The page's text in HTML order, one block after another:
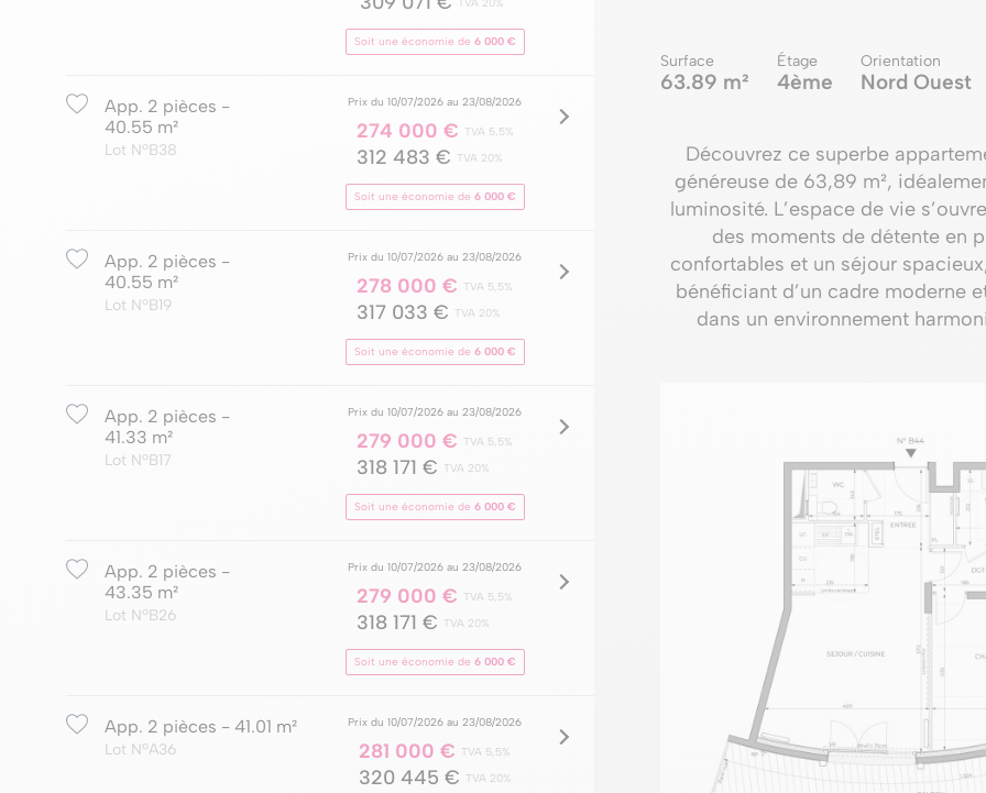
Soit une économie de 6 000 €
App. 2 pièces -
40.55 m²
Lot NºB38
Prix du 10/07/2026 au 23/08/2026
274 000 € TVA 5,5%
312 483 € TVA 20%
Soit une économie de 6 000 €
App. 2 pièces -
40.55 m²
Lot NºB19
Prix du 10/07/2026 au 23/08/2026
278 000 € TVA 5,5%
317 033 € TVA 20%
Soit une économie de 6 000 €
App. 2 pièces -
41.33 m²
Lot NºB17
Prix du 10/07/2026 au 23/08/2026
279 000 € TVA 5,5%
318 171 € TVA 20%
Soit une économie de 6 000 €
App. 2 pièces -
43.35 m²
Lot NºB26
Prix du 10/07/2026 au 23/08/2026
279 000 € TVA 5,5%
318 171 € TVA 20%
Soit une économie de 6 000 €
App. 2 pièces - 41.01 m²
Lot NºA36
Prix du 10/07/2026 au 23/08/2026
281 000 € TVA 5,5%
320 445 € TVA 20%
Surface
63.89 m²
Étage
4ème
Orientation
Nord Ouest
Découvrez ce superbe
généreuse de 63,89 m²,
luminosité. L’espace de vie
des moments de détente en
confortables et un séjour
bénéficiant d’un cadre moderne
dans un environnement